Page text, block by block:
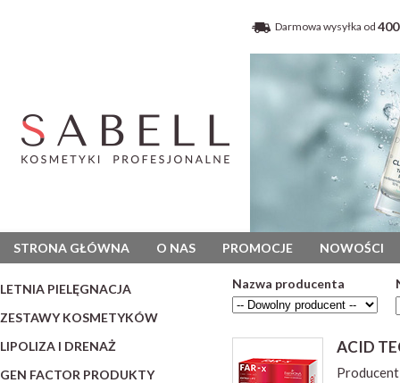
Darmowa wysyłka od 400
STRONA GŁÓWNA O NAS PROMOCJE NOWOŚCI
LETNIA PIELĘGNACJA
ZESTAWY KOSMETYKÓW
LIPOLIZA I DRENAŻ
GEN FACTOR PRODUKTY
Nazwa producenta
ACID